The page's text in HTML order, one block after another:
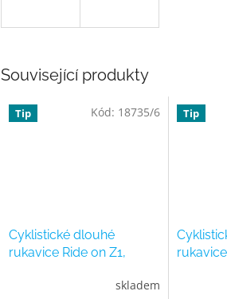
Související produkty
Tip
Cyklistické dlouhé
rukavice Ride on Z1,
skladem
Kód: 18735/6 Tip